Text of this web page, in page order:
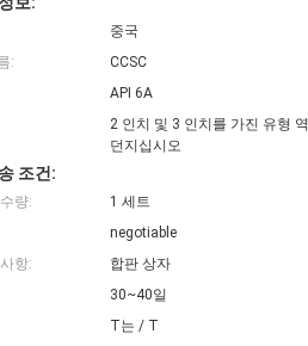
중국
:
CCSC
API 6A
2 인치 및 3 인치를 가진 유형
던지십시오
조건:
량:
1 세트
negotiable
항:
합판 상자
30~40일
T는 / T